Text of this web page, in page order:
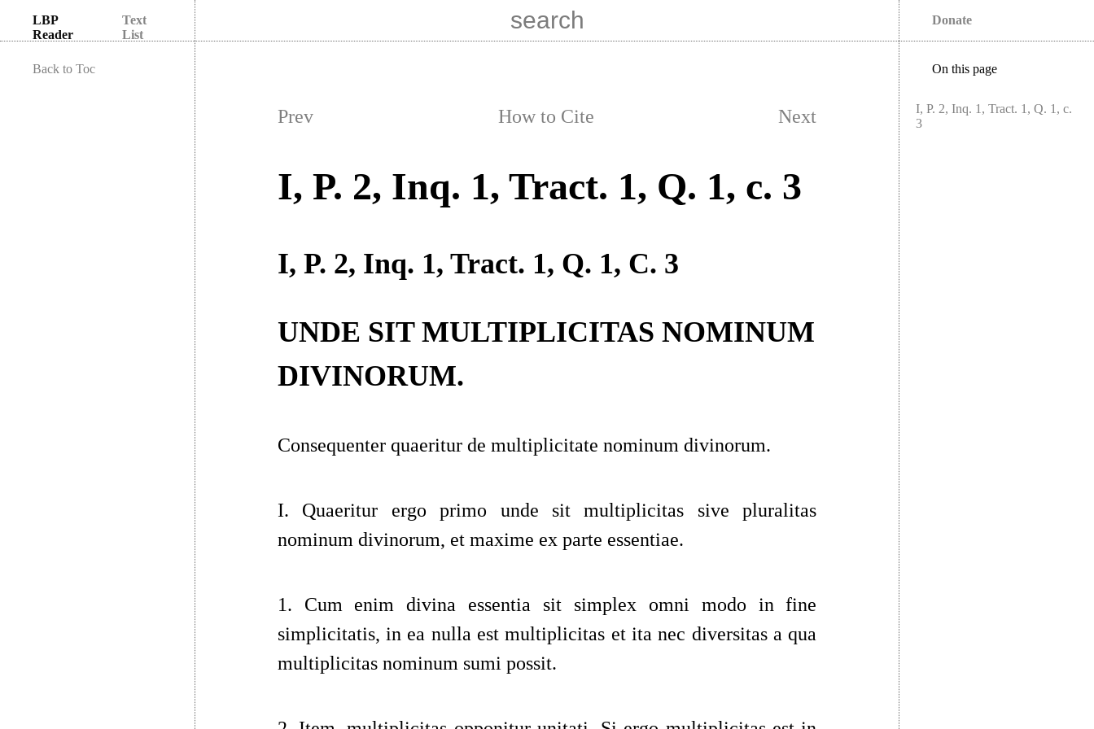
LBP
Reader
Text
List
Donate
Back to Toc
Prev How to Cite Next
I, P. 2, Inq. 1, Tract. 1, Q. 1, c. 3
I, P. 2, Inq. 1, Tract. 1, Q. 1, C. 3
UNDE SIT MULTIPLICITAS NOMINUM
DIVINORUM.
Consequenter quaeritur de multiplicitate nominum divinorum.
I. Quaeritur ergo primo unde sit multiplicitas sive pluralitas
nominum divinorum, et maxime ex parte essentiae.
1. Cum enim divina essentia sit simplex omni modo in fine
simplicitatis, in ea nulla est multiplicitas et ita nec diversitas a qua
multiplicitas nominum sumi possit.
On this page
I, P. 2, Inq. 1, Tract. 1, Q. 1, c.
3